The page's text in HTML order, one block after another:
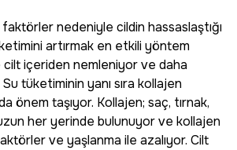
nedeniyle cildin hassaslaştığı
artırmak en etkili yöntem
içeriden nemleniyor ve daha
tüketiminin yanı sıra kollajen
önem taşıyor. Kollajen; saç, tırnak,
her yerinde bulunuyor ve kollajen
ve yaşlanma ile azalıyor. Cilt